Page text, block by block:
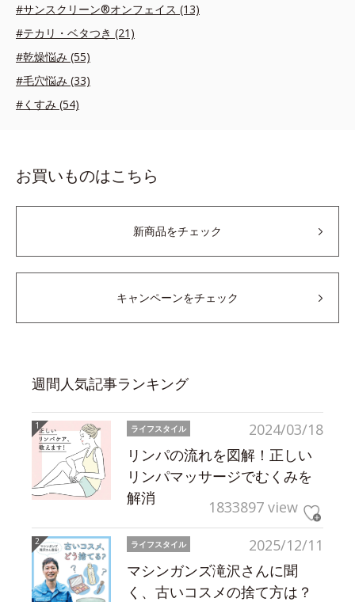
#サンスクリーン®オンフェイス (13)
#テカリ・ベタつき (21)
#乾燥悩み (55)
#毛穴悩み (33)
#くすみ (54)
お買いものはこちら
新商品をチェック
キャンペーンをチェック
週間人気記事ランキング
2024/03/18
ライフスタイル
リンパの流れを図解！正しい
リンパマッサージでむくみを
解消
1833897 view
2025/12/11
ライフスタイル
マシンガンズ滝沢さんに聞
く、古いコスメの捨て方は？